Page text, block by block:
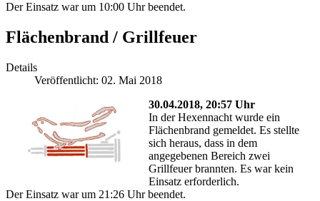
Der Einsatz war um 10:00 Uhr beendet.
Flächenbrand / Grillfeuer
Details
Veröffentlicht: 02. Mai 2018
30.04.2018, 20:57 Uhr
In der Hexennacht wurde ein
Flächenbrand gemeldet. Es stellte
sich heraus, dass in dem
angegebenen Bereich zwei
Grillfeuer brannten. Es war kein
Einsatz erforderlich.
Der Einsatz war um 21:26 Uhr beendet.